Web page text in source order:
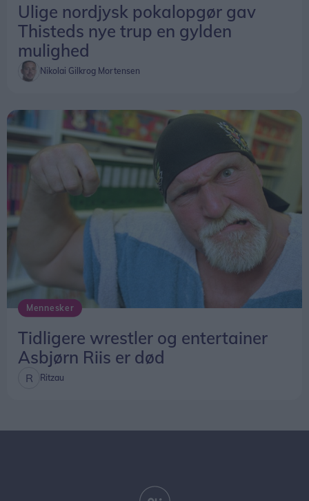
Ulige nordjysk pokalopgør gav
Thisteds nye trup en gylden
mulighed
Nikolai Gilkrog Mortensen
Mennesker
Tidligere wrestler og entertainer
Asbjørn Riis er død
Ritzau